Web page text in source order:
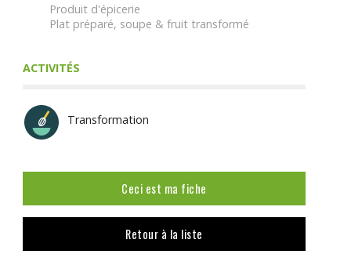
Produit d'épicerie
Plat préparé, soupe & fruit transformé
ACTIVITÉS
Transformation
Ceci est ma fiche
Retour à la liste